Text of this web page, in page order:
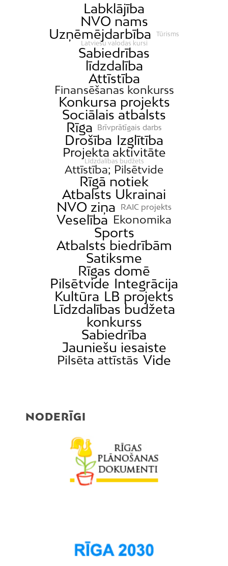
Labklājība
NVO nams
Uzņēmējdarbība
Tūrisms
Latviešu valodas kursi
Sabiedrības
līdzdalība
Attīstība
Finansēšanas konkurss
Konkursa projekts
Sociālais atbalsts
Rīga
Brīvprātīgais darbs
Drošība Izglītība
Projekta aktivitāte
Līdzdalības budžets
Attīstība; Pilsētvide
Rīgā notiek
Atbalsts Ukrainai
NVO ziņa
RAIC projekts
Veselība Ekonomika
Sports
Atbalsts biedrībām
Satiksme
Rīgas domē
Pilsētvide Integrācija
Kultūra LB projekts
Līdzdalības budžeta
konkurss
Sabiedrība
Jauniešu iesaiste
Pilsēta attīstās Vide
NODERĪGI